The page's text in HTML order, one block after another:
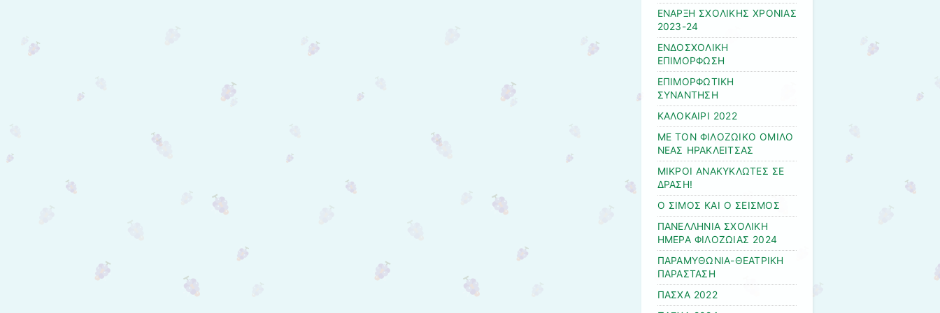
ΕΝΑΡΞΗ ΣΧΟΛΙΚΗΣ ΧΡΟΝΙΑΣ
2023-24
ΕΝΔΟΣΧΟΛΙΚΗ
ΕΠΙΜΟΡΦΩΣΗ
ΕΠΙΜΟΡΦΩΤΙΚΗ
ΣΥΝΑΝΤΗΣΗ
ΚΑΛΟΚΑΙΡΙ 2022
ΜΕ ΤΟΝ ΦΙΛΟΖΩΙΚΟ ΟΜΙΛΟ
ΝΕΑΣ ΗΡΑΚΛΕΙΤΣΑΣ
ΜΙΚΡΟΙ ΑΝΑΚΥΚΛΩΤΕΣ ΣΕ
ΔΡΑΣΗ!
Ο ΣΙΜΟΣ ΚΑΙ Ο ΣΕΙΣΜΟΣ
ΠΑΝΕΛΛΗΝΙΑ ΣΧΟΛΙΚΗ
ΗΜΕΡΑ ΦΙΛΟΖΩΙΑΣ 2024
ΠΑΡΑΜΥΘΩΝΙΑ-ΘΕΑΤΡΙΚΗ
ΠΑΡΑΣΤΑΣΗ
ΠΑΣΧΑ 2022